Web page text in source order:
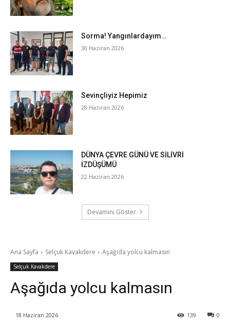
Sorma! Yangınlardayım…
30 Haziran 2026
Sevinçliyiz Hepimiz
28 Haziran 2026
DÜNYA ÇEVRE GÜNÜ VE SİLİVRİ
İZDÜŞÜMÜ
22 Haziran 2026
Devamını Göster